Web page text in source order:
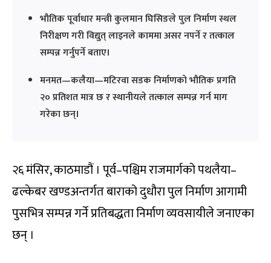
भौतिक पूर्वाधार मन्त्री कुलमान घिसिङले पुल निर्माण स्थल
निरीक्षण गरी विद्युत् लाइनले काममा असर नपर्ने र तत्काल
सम्पन्न गर्नुपर्ने बताए।
मनमत—कलैया—मटिरवा सडक निर्माणको भौतिक प्रगति
२० प्रतिशत मात्र छ र स्थानीयले तत्काल सम्पन्न गर्न माग
गरेका छन्।
२६ मंसिर, काठमाडौं । पूर्व–पश्चिम राजमार्गको पथलैया–
ढल्केबर खण्डअन्तर्गत बाराको दुधौरा पुल निर्माण आगामी
पुसभित्र सम्पन्न गर्ने प्रतिबद्धता निर्माण व्यवसायीले जनाएका
छन् ।